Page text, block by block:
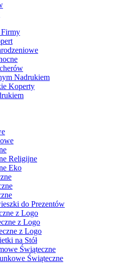
Nadrukiem
Koperty
Religijne
Eko
do Prezentów
z Logo
z Logo
z Logo
na Stół
Świąteczne
Świąteczne